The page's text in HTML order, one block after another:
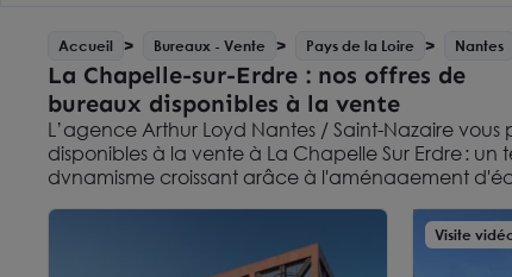
Accueil Bureaux - Vente Pays de la Loire Nantes
La Chapelle-sur-Erdre : nos offres de
bureaux disponibles à la vente
L’agence Arthur Loyd Nantes / Saint-Nazaire
disponibles à la vente à La Chapelle Sur Erdre : un
dynamisme croissant grâce à l'aménagement
d'Arthur Loyd vous proposent de découvrirles
et de trouver les offres de
convenir à votre entreprise. Différents parcs
Visite